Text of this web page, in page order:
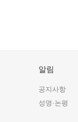
알림
공지사항
성명·논평